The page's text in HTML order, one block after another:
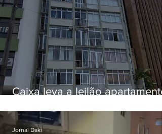
Caixa leva a leilão apartamento
Botafogo
Jornal Daki